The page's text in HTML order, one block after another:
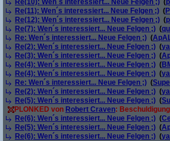
Re(10): Wen´s interessiert... Neue Felgen ;) (
Re(11): Wen´s interessiert... Neue Felgen ;) (
Re(12): Wen´s interessiert... Neue Felgen ;) (
Re(7): Wen´s interessiert... Neue Felgen ;) (
Re: Wen´s interessiert... Neue Felgen ;) (
Re(2): Wen´s interessiert... Neue Felgen ;) (
Re(3): Wen´s interessiert... Neue Felgen ;) (
Re(4): Wen´s interessiert... Neue Felgen ;) (
Re(4): Wen´s interessiert... Neue Felgen ;) (
Re: Wen´s interessiert... Neue Felgen ;) (
Re(2): Wen´s interessiert... Neue Felgen ;) (
Re(5): Wen´s interessiert... Neue Felgen ;) (
PLONKED von Robert Craven: Beschuldigung
Re(6): Wen´s interessiert... Neue Felgen ;) (
Re(5): Wen´s interessiert... Neue Felgen ;) (
Re(6): Wen´s interessiert... Neue Felgen ;) (